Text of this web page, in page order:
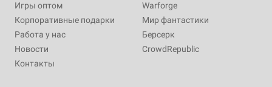
Игры оптом
Корпоративные подарки
Работа у нас
Новости
Контакты
Warforge
Мир фантастики
Берсерк
CrowdRepublic